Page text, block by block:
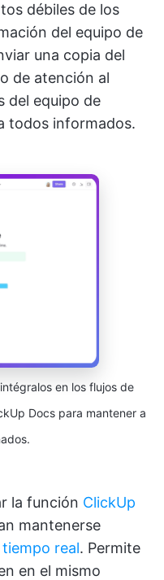
débiles de los
del equipo de
una copia del
de atención al
del equipo de
todos informados.
en los flujos de
Docs para mantener a
la función ClickUp
mantenerse
real. Permite
en el mismo